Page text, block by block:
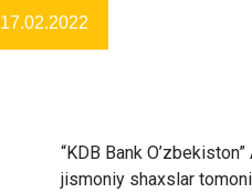
17.02.2022
“KDB Bank
jismoniy shaxslar